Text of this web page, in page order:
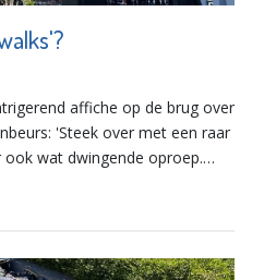
affiche op de brug over
'Steek over met een raar
wat dwingende oproep.